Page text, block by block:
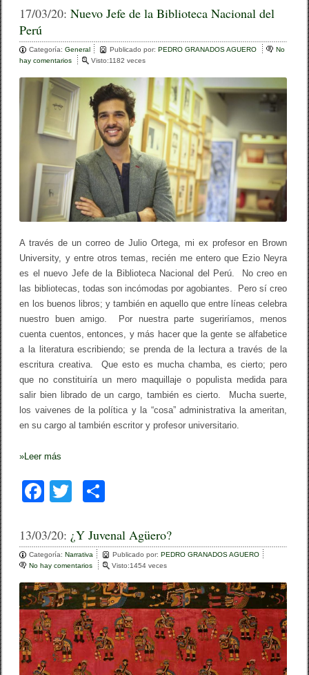
c
e
b
o
o
k
tt
er
m
p
ar
tir
17/03/20:Nuevo Jefe de la Biblioteca Nacional del
Perú
Categoría:General Publicado por:PEDRO GRANADOS AGUERO
No
hay comentarios
N
u
e
v
o
J
e
d
e
l
b
i
t
e
N
a
i
o
n
d
Visto:1182 veces
A través de un correo de Julio Ortega, mi ex profesor en Brown
University, y entre otros temas, recién me entero que Ezio Neyra
es el nuevo Jefe de la Biblioteca Nacional del Perú. No creo en
las bibliotecas, todas son incómodas por agobiantes. Pero sí creo
en los buenos libros; y también en aquello que entre líneas celebra
nuestro buen amigo. Por nuestra parte sugeriríamos, menos
cuenta cuentos, entonces, y más hacer que la gente se alfabetice
a la literatura escribiendo; se prenda de la lectura a través de la
escritura creativa. Que esto es mucha chamba, es cierto; pero
que no constituiría un mero maquillaje o populista medida para
salir bien librado de un cargo, también es cierto. Mucha suerte,
los vaivenes de la política y la “cosa” administrativa la ameritan,
en su cargo al también escritor y profesor universitario.
» Leer más
F
c
e
b
o
o
k
tt
er
m
p
ar
tir
13/03/20: ¿Y Juvenal Agüero?
Categoría:Narrativa Publicado por:PEDRO GRANADOS AGUERO
No hay comentarios
¿
Y
J
u
v
e
n
Visto:1454 veces